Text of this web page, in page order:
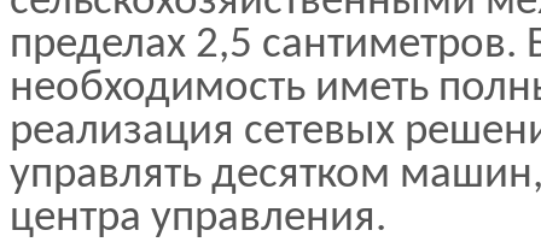
пределах 2,5 сантиметров.
необходимость иметь
реализация сетевых
управлять десятком
центра управления.